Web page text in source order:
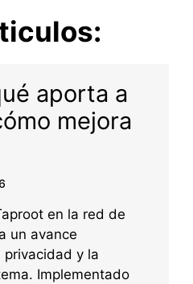
aporta a
mejora
en la red de
un avance
privacidad y la
Implementado